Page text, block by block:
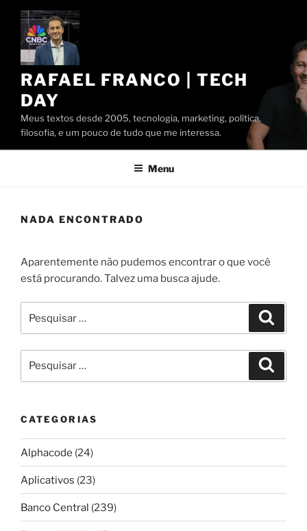
Pular
conteúdo
RAFAEL FRANCO | TECH
DAY
Meus textos desde 2005, tecnologia, marketing, política,
filosofia, e um pouco de tudo que me interessa.
Menu
NADA ENCONTRADO
Aparentemente não pudemos encontrar o que você
está procurando. Talvez uma busca ajude.
por:
por:
CATEGORIAS
Alphacode (24)
Aplicativos (23)
Banco Central (239)